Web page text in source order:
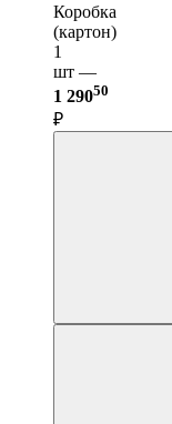
Коробка
(картон)
1
шт —
1 29050
₽